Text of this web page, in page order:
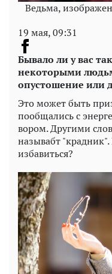
Ведьма,
19 мая, 09:31
Бывало ли у вас
некоторыми
опустошение или
Это может быть
пообщались с
вором. Другими
называбт
избавиться?